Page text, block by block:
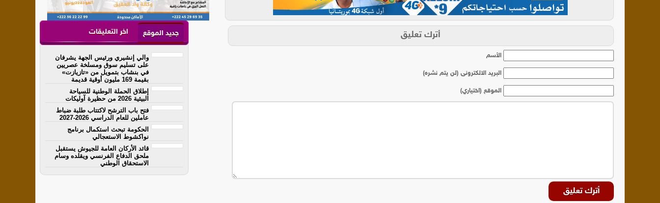
أترك تعليق
الأسم
البريد الالكترونى (لن يتم نشره)
الموقع (اختياري)
جديد الموقع اخر التعليقات
والي إنشيري ورئيس الجهة يشرفان
على تسليم سوق ومسلخة عصريين
في بنشاب بتمويل من «تازيازت»
بقيمة 169 مليون أوقية قديمة
إطلاق الحملة الوطنية للسياحة
البيئية 2026 من حظيرة آوليكات
فتح باب الترشح لاكتتاب طلبة ضباط
عاملين للعام الدراسي 2026-2027
الحكومة تبحث استكمال برنامج
نواكشوط الاستعجالي
قائد الأركان العامة للجيوش يستقبل
ملحق الدفاع الفرنسي ويقلده وسام
الاستحقاق الوطني